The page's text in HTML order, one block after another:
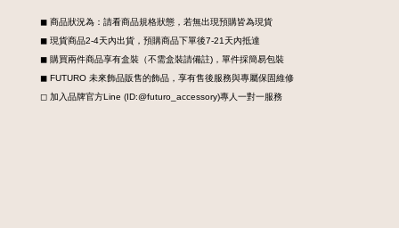
◼︎ 商品狀況為：請看商品規格狀態，若無出現預購皆為現貨
◼︎ 現貨商品2-4天內出貨，預購商品下單後7-21天內抵達
◼︎ 購買兩件商品享有盒裝 （不需盒裝請備註)， 單件採簡易包裝
◼︎ FUTURO 未來飾品販售的飾品，享有售後服務與專屬保固維修
◻︎ 加入品牌官方Line (ID:@futuro_accessory)專人一對一服務